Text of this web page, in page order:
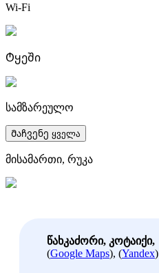
Wi-Fi
Ტყეში
სამზარეულო
Მაჩვენე ყველა
მისამართი, რუკა
წახკაძორი, კოტაიქი,
(Google Maps), (Yandex)